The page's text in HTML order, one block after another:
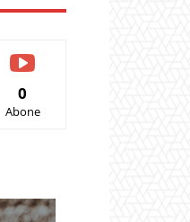
0
Abone